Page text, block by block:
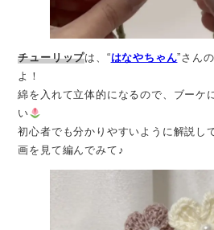
チューリップは、“はなやちゃん”さん
よ！
綿を入れて立体的になるので、ブーケ
い
初心者でも分かりやすいように解説し
画を見て編んでみて♪